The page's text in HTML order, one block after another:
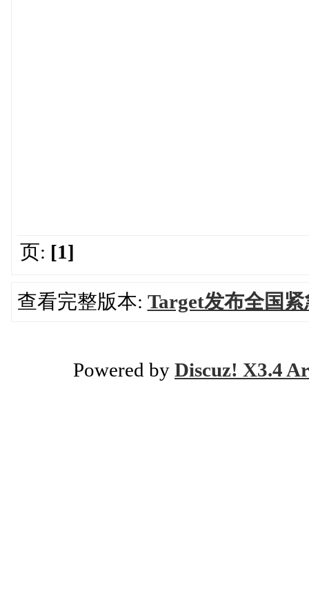
页: [1]
查看完整版本: Target发布全国
Powered by Discuz! X3.4